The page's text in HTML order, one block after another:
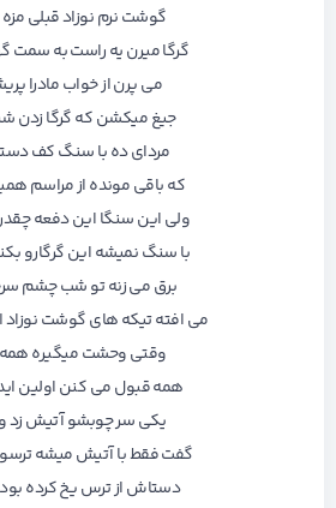
گوشت نرم نوزاد قبلی
گرگا میرن یه راست به سمت
می پرن از خواب مادرا
جیغ میکشن که گرگا زدن
مردای ده با سنگ کف
که باقی مونده از مراسم
ولی این سنگا این دفعه
با سنگ نمیشه این گرگارو
برق می زنه تو شب چشم
می افته تیکه های گوشت نوزاد
وقتی وحشت میگیره همه
همه قبول می کنن اولین
یکی سر چوبشو آتیش زد و
گفت فقط با آتیش میشه
دستاش از ترس یخ کرده بود